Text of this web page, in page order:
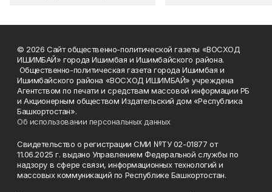
© 2026 Сайт общественно-политической газеты «ВОСХОД
ИШИМБАЙ» города Ишимбая и Ишимбайского района.
Общественно-политическая газета города Ишимбая и
Ишимбайского района «ВОСХОД ИШИМБАЙ» учреждена
Агентством по печати и средствам массовой информации РБ
и Акционерным обществом Издательский дом «Республика
Башкортостан».
Об использовании персональных данных
Свидетельство о регистрации СМИ №ТУ 02-01877 от
11.06.2025 г. выдано Управлением Федеральной службы по
надзору в сфере связи, информационных технологий и
массовых коммуникаций по Республике Башкортостан.